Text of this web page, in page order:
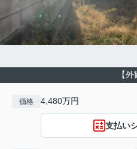
【外
価格 4,480万円
支払い